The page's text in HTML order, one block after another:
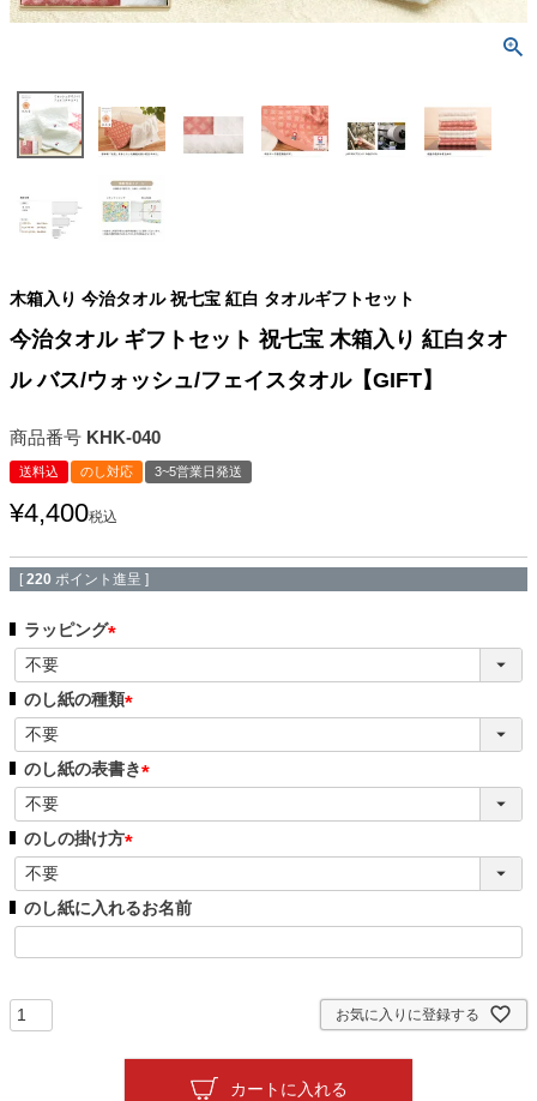
木箱入り 今治タオル 祝七宝 紅白 タオルギフトセット
今治タオル ギフトセット 祝七宝 木箱入り 紅白タオ
ル バス/ウォッシュ/フェイスタオル【GIFT】
商品番号 KHK-040
送料込 のし対応 3~5営業日発送
¥4,400税込
[ 220 ポイント進呈 ]
ラッピング
必
須
のし紙の種類
必
須
のし紙の表書き
必
のしの掛け方
必
須
のし紙に入れるお名前
お気に入りに登録する
カートに入れる